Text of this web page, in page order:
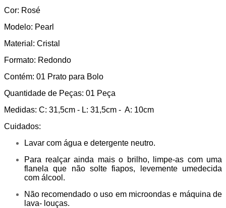
Cor: Rosé
Modelo: Pearl
Material: Cristal
Formato: Redondo
Contém: 01 Prato para Bolo
Quantidade de Peças: 01 Peça
Medidas: C: 31,5cm - L: 31,5cm - A: 10cm
Cuidados:
Lavar com água e detergente neutro.
Para realçar ainda mais o brilho, limpe-as com uma
flanela que não solte fiapos, levemente umedecida
com álcool.
Não recomendado o uso em microondas e máquina de
lava- louças.